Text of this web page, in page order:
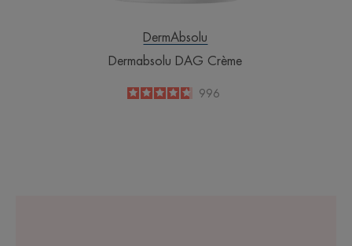
DermAbsolu
Dermabsolu DAG Crème
4.7
/
5
996